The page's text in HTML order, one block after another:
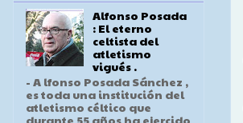
Alfonso Posada
: El eterno
celtista del
atletismo
vigués .
- A lfonso Posada Sánchez ,
es toda una institución del
atletismo céltico que
durante 55 años ha ejercido